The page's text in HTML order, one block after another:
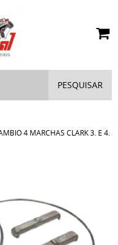
PESQUISAR
4 MARCHAS CLARK 3. E 4.